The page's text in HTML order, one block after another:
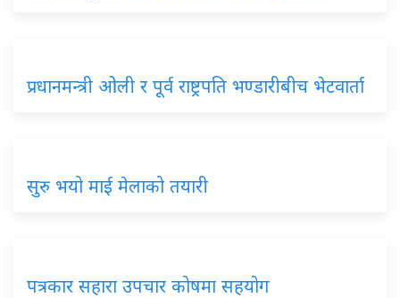
प्रधानमन्त्री ओली र पूर्व राष्ट्रपति भण्डारीबीच भेटवार्ता
सुरु भयो माई मेलाको तयारी
पत्रकार सहारा उपचार कोषमा सहयोग